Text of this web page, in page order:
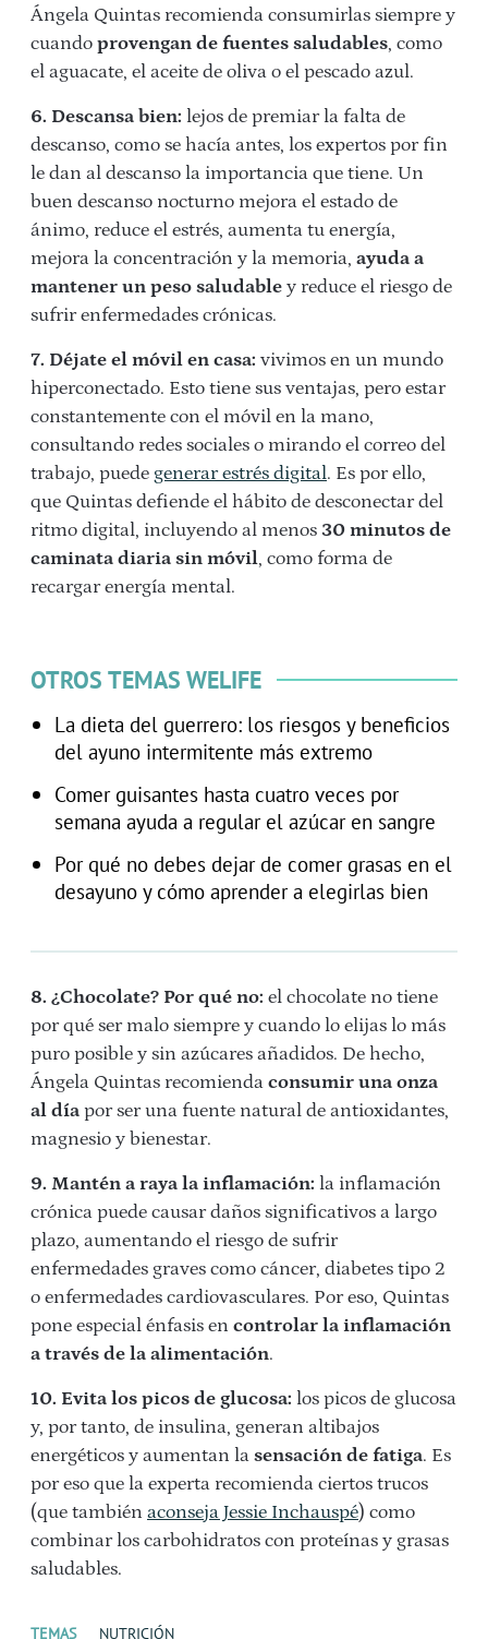
Ángela Quintas recomienda consumirlas siempre y
cuando provengan de fuentes saludables, como
el aguacate, el aceite de oliva o el pescado azul.
6. Descansa bien: lejos de premiar la falta de
descanso, como se hacía antes, los expertos por fin
le dan al descanso la importancia que tiene. Un
buen descanso nocturno mejora el estado de
ánimo, reduce el estrés, aumenta tu energía,
mejora la concentración y la memoria, ayuda a
mantener un peso saludable y reduce el riesgo de
sufrir enfermedades crónicas.
7. Déjate el móvil en casa: vivimos en un mundo
hiperconectado. Esto tiene sus ventajas, pero estar
constantemente con el móvil en la mano,
consultando redes sociales o mirando el correo del
trabajo, puede generar estrés digital. Es por ello,
que Quintas defiende el hábito de desconectar del
ritmo digital, incluyendo al menos 30 minutos de
caminata diaria sin móvil, como forma de
recargar energía mental.
OTROS TEMAS WELIFE
La dieta del guerrero: los riesgos y beneficios
del ayuno intermitente más extremo
Comer guisantes hasta cuatro veces por
semana ayuda a regular el azúcar en sangre
Por qué no debes dejar de comer grasas en el
desayuno y cómo aprender a elegirlas bien
8. ¿Chocolate? Por qué no: el chocolate no tiene
por qué ser malo siempre y cuando lo elijas lo más
puro posible y sin azúcares añadidos. De hecho,
Ángela Quintas recomienda consumir una onza
al día por ser una fuente natural de antioxidantes,
magnesio y bienestar.
9. Mantén a raya la inflamación: la inflamación
crónica puede causar daños significativos a largo
plazo, aumentando el riesgo de sufrir
enfermedades graves como cáncer, diabetes tipo 2
o enfermedades cardiovasculares. Por eso, Quintas
pone especial énfasis en controlar la inflamación
a través de la alimentación.
10. Evita los picos de glucosa: los picos de glucosa
y, por tanto, de insulina, generan altibajos
energéticos y aumentan la sensación de fatiga. Es
por eso que la experta recomienda ciertos trucos
(que también aconseja Jessie Inchauspé) como
combinar los carbohidratos con proteínas y grasas
saludables.
TEMAS NUTRICIÓN